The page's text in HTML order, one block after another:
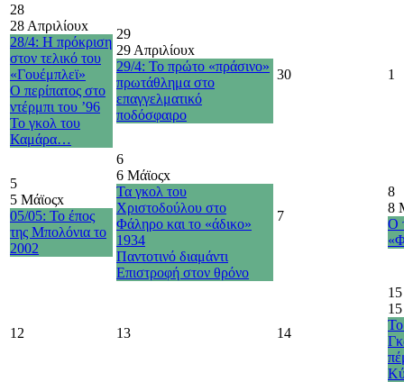
28
28 Απριλίουx
28/4: Η πρόκριση
στον τελικό του
«Γουέμπλεϊ»
O περίπατος στο
ντέρμπι του ’96
Το γκολ του
Καμάρα…
29
29 Απριλίουx
29/4: Το πρώτο «πράσινο»
πρωτάθλημα στο
επαγγελματικό
ποδόσφαιρο
30 1
5
5 Μάϊοςx
05/05: Το έπος
της Μπολόνια το
2002
6
6 Μάϊοςx
Τα γκολ του
Χριστοδούλου στο
Φάληρο και το «άδικο»
1934
Παντοτινό διαμάντι
Επιστροφή στον θρόνο
7
8
8
Ο
12 13 14
15